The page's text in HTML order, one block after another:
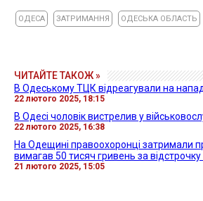
ОДЕСА ЗАТРИМАННЯ ОДЕСЬКА ОБЛАСТЬ
ЧИТАЙТЕ ТАКОЖ »
В Одеському ТЦК відреагували на
22 лютого 2025, 18:15
В Одесі чоловік вистрелив у
22 лютого 2025, 16:38
На Одещині правоохоронці затримали
вимагав 50 тисяч гривень за відстрочку
21 лютого 2025, 15:05